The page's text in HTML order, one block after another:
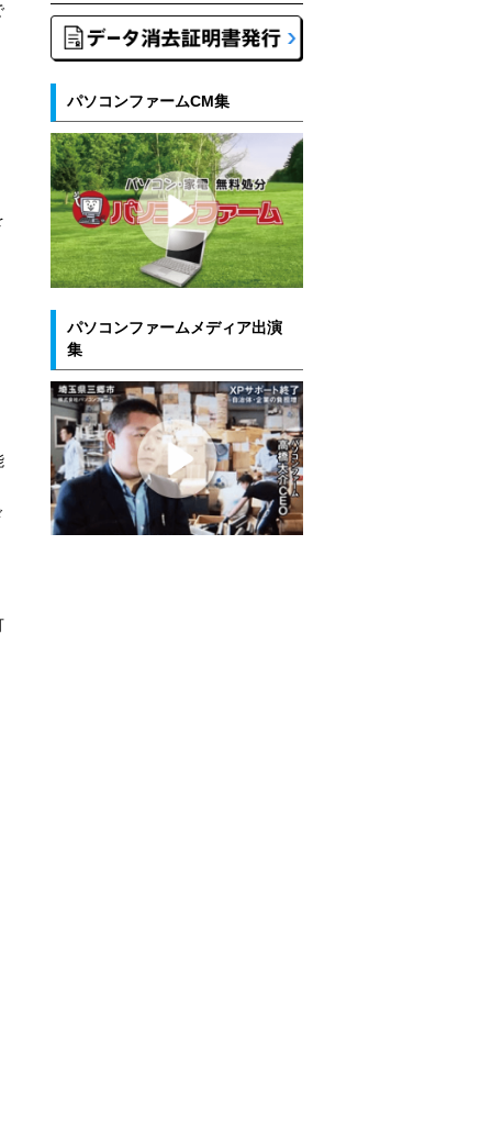
パソコンファームCM集
パソコンファームメディア出演
集